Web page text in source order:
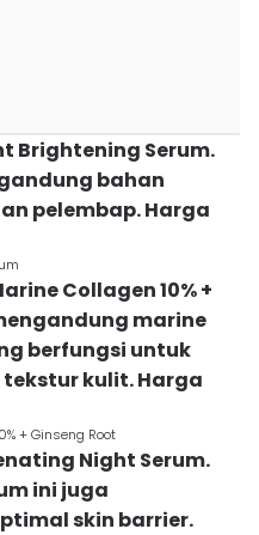
Brightening Serum.
bahan
pelembap. Harga
Collagen 10% +
marine
berfungsi untuk
kulit. Harga
+ Ginseng Root
Night Serum.
ini juga
skin barrier.